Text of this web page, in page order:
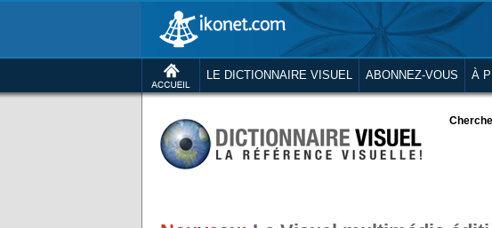
LE DICTIONNAIRE VISUEL ABONNEZ-VOUS À